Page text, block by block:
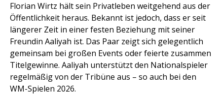
Florian Wirtz hält sein Privatleben weitgehend aus der
Öffentlichkeit heraus. Bekannt ist jedoch, dass er seit
längerer Zeit in einer festen Beziehung mit seiner
Freundin Aaliyah ist. Das Paar zeigt sich gelegentlich
gemeinsam bei großen Events oder feierte zusammen
Titelgewinne. Aaliyah unterstützt den Nationalspieler
regelmäßig von der Tribüne aus – so auch bei den
WM-Spielen 2026.